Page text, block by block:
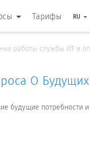
Тарифы RU
работы службы ИТ и
О Будущих
будущие потребности